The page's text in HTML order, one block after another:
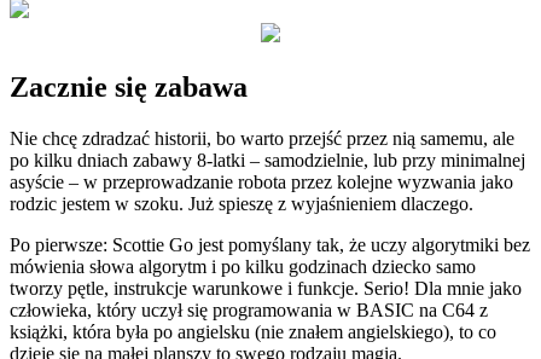
Zacznie się zabawa
Nie chcę zdradzać historii, bo warto przejść przez nią samemu, ale
po kilku dniach zabawy 8-latki – samodzielnie, lub przy minimalnej
asyście – w przeprowadzanie robota przez kolejne wyzwania jako
rodzic jestem w szoku. Już spieszę z wyjaśnieniem dlaczego.
Po pierwsze: Scottie Go jest pomyślany tak, że uczy algorytmiki bez
mówienia słowa algorytm i po kilku godzinach dziecko samo
tworzy pętle, instrukcje warunkowe i funkcje. Serio! Dla mnie jako
człowieka, który uczył się programowania w BASIC na C64 z
książki, która była po angielsku (nie znałem angielskiego), to co
dzieje się na małej planszy to swego rodzaju magia.